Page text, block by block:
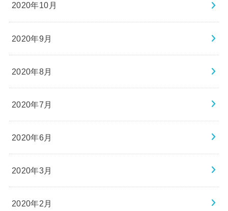
2020年10月
2020年9月
2020年8月
2020年7月
2020年6月
2020年3月
2020年2月